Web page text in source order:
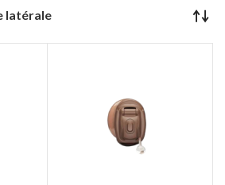
latérale